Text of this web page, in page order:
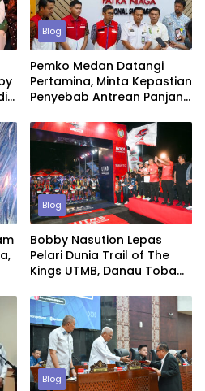
Blog
Pemko Medan Datangi
Pertamina, Minta Kepastian
Penyebab Antrean Panjang
Blog
Bobby Nasution Lepas
Pelari Dunia Trail of The
Kings UTMB, Danau Toba
Tourism
Blog